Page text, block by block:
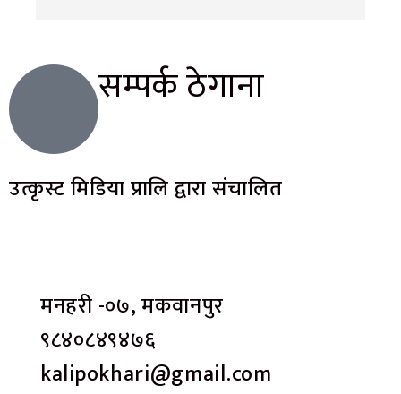
सम्पर्क ठेगाना
उत्कृस्ट मिडिया प्रालि द्वारा संचालित
मनहरी -०७, मकवानपुर
९८४०८४९४७६
kalipokhari@gmail.com